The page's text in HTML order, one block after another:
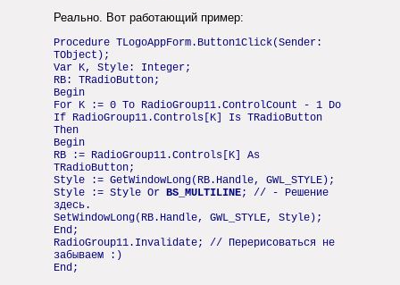
Реально. Вот работающий пример:
Procedure TLogoAppForm.Button1Click(Sender:
TObject);
Var K, Style: Integer;
RB: TRadioButton;
Begin
For K := 0 To RadioGroup11.ControlCount - 1 Do
If RadioGroup11.Controls[K] Is TRadioButton
Then
Begin
RB := RadioGroup11.Controls[K] As
TRadioButton;
Style := GetWindowLong(RB.Handle, GWL_STYLE);
Style := Style Or BS_MULTILINE; // - Решение
здесь.
SetWindowLong(RB.Handle, GWL_STYLE, Style);
End;
RadioGroup11.Invalidate; // Перерисоваться не
забываем :)
End;